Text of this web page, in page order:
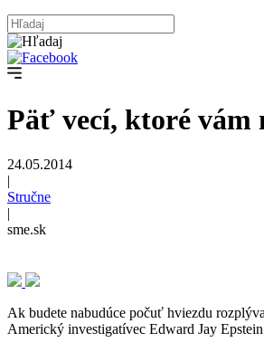
Päť vecí, ktoré vám
24.05.2014
|
Stručne
|
sme.sk
Ak budete nabudúce počuť hviezdu
Americký investigatívec Edward Jay